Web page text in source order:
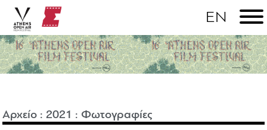
Αρχείο :2021 : Φωτογραφίες